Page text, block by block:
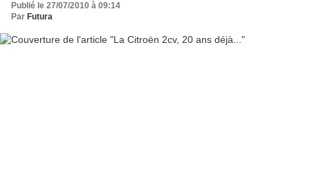
Publié le 27/07/2010 à 09:14
Par Futura